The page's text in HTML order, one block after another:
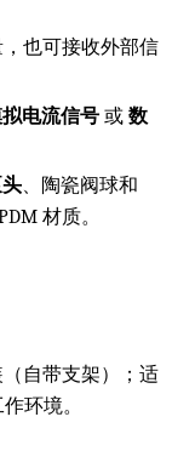
，也可接收外部信
电流信号 或 数
、陶瓷阀球和
材质。
自带支架）；适
环境。